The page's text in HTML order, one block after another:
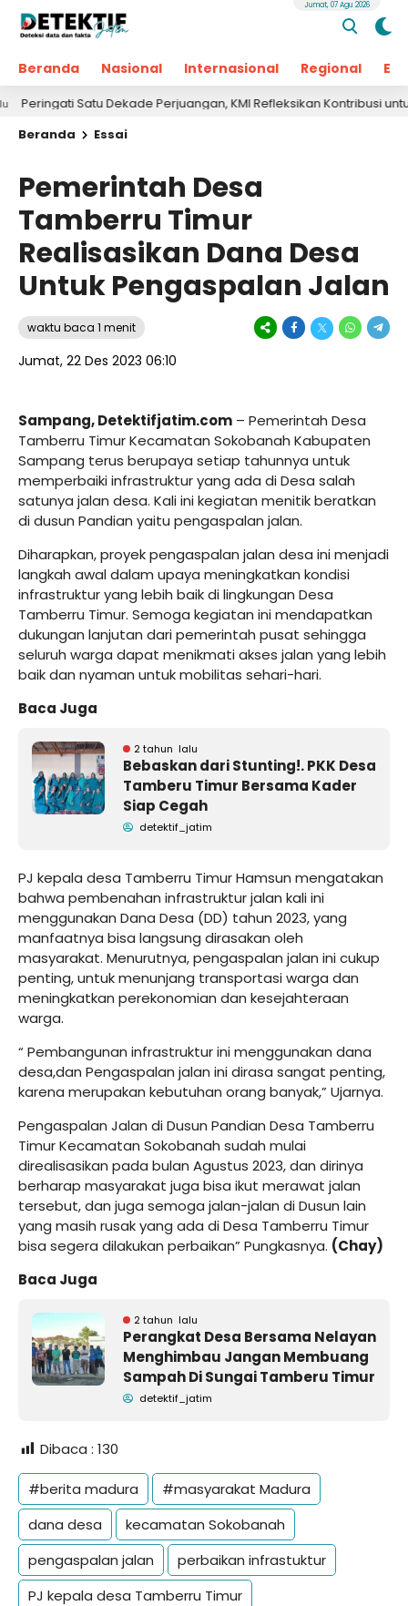
Beranda Nasional Internasional Regional
Jumat, 07 Agu 2026
Satu Dekade Perjuangan, KMI Refleksikan Kontribusi untuk
Beranda
Essai
Pemerintah Desa
Tamberru Timur
Realisasikan Dana Desa
Untuk Pengaspalan Jalan
waktu baca 1 menit
Jumat, 22 Des 2023 06:10
Sampang, Detektifjatim.com – Pemerintah Desa
Tamberru Timur Kecamatan Sokobanah Kabupaten
Sampang terus berupaya setiap tahunnya untuk
memperbaiki infrastruktur yang ada di Desa salah
satunya jalan desa. Kali ini kegiatan menitik beratkan
di dusun Pandian yaitu pengaspalan jalan.
Diharapkan, proyek pengaspalan jalan desa ini menjadi
langkah awal dalam upaya meningkatkan kondisi
infrastruktur yang lebih baik di lingkungan Desa
Tamberru Timur. Semoga kegiatan ini mendapatkan
dukungan lanjutan dari pemerintah pusat sehingga
seluruh warga dapat menikmati akses jalan yang lebih
baik dan nyaman untuk mobilitas sehari-hari.
Baca Juga
2 tahun lalu
Bebaskan dari Stunting!. PKK Desa
Tamberu Timur Bersama Kader
Siap Cegah
detektif_jatim
PJ kepala desa Tamberru Timur Hamsun mengatakan
bahwa pembenahan infrastruktur jalan kali ini
menggunakan Dana Desa (DD) tahun 2023, yang
manfaatnya bisa langsung dirasakan oleh
masyarakat. Menurutnya, pengaspalan jalan ini cukup
penting, untuk menunjang transportasi warga dan
meningkatkan perekonomian dan kesejahteraan
warga.
“ Pembangunan infrastruktur ini menggunakan dana
desa,dan Pengaspalan jalan ini dirasa sangat penting,
karena merupakan kebutuhan orang banyak,” Ujarnya.
Pengaspalan Jalan di Dusun Pandian Desa Tamberru
Timur Kecamatan Sokobanah sudah mulai
direalisasikan pada bulan Agustus 2023, dan dirinya
berharap masyarakat juga bisa ikut merawat jalan
tersebut, dan juga semoga jalan-jalan di Dusun lain
yang masih rusak yang ada di Desa Tamberru Timur
bisa segera dilakukan perbaikan” Pungkasnya. (Chay)
Baca Juga
2 tahun lalu
Perangkat Desa Bersama Nelayan
Menghimbau Jangan Membuang
Sampah Di Sungai Tamberu Timur
detektif_jatim
Dibaca : 130
#berita madura
#masyarakat Madura
dana desa
kecamatan Sokobanah
pengaspalan jalan
perbaikan infrastuktur
PJ kepala desa Tamberru Timur